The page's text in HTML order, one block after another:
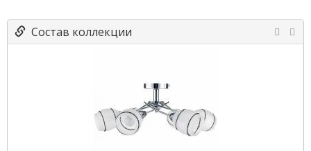
Состав коллекции